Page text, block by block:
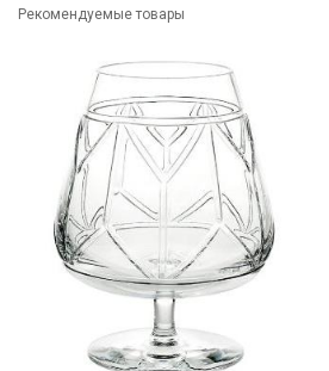
Рекомендуемые товары